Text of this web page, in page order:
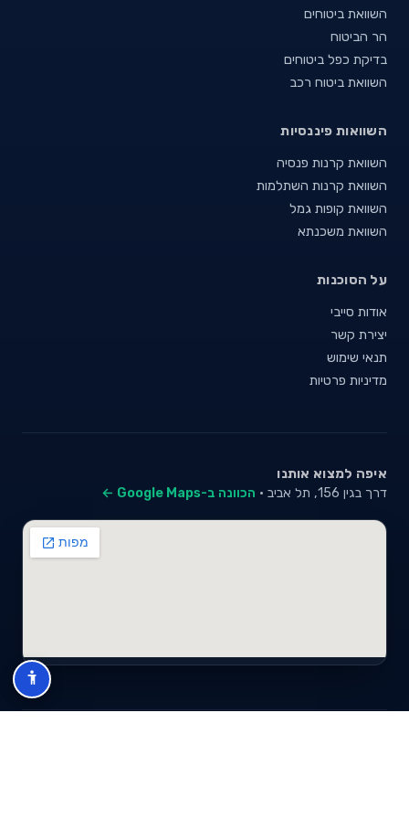
השוואת ביטוחים
הר הביטוח
בדיקת כפל ביטוחים
השוואת ביטוח רכב
השוואות פיננסיות
השוואת קרנות פנסיה
השוואת קרנות השתלמות
השוואת קופות גמל
השוואת משכנתא
על הסוכנות
אודות סייבי
יצירת קשר
תנאי שימוש
מדיניות פרטיות
איפה למצוא אותנו
דרך בגין 156, תל אביב · הכוונה ב-Google Maps ←